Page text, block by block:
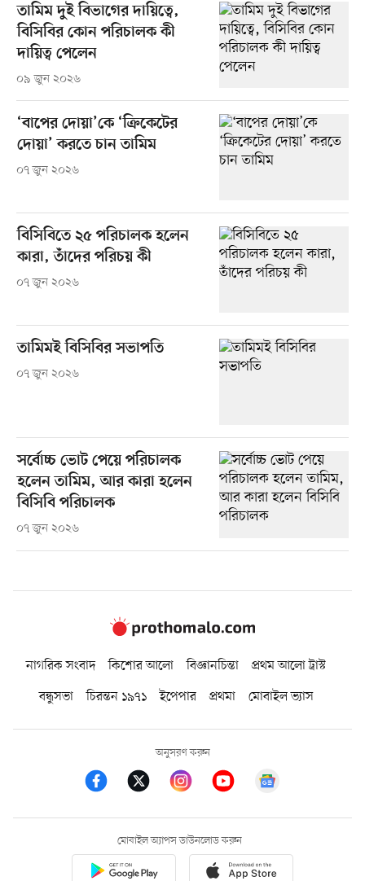
তামিম দুই বিভাগের দায়িত্বে,
বিসিবির কোন পরিচালক কী
দায়িত্ব পেলেন
০৯ জুন ২০২৬
‘বাপের দোয়া’কে ‘ক্রিকেটের
দোয়া’ করতে চান তামিম
০৭ জুন ২০২৬
বিসিবিতে ২৫ পরিচালক হলেন
কারা, তাঁদের পরিচয় কী
০৭ জুন ২০২৬
তামিমই বিসিবির সভাপতি
০৭ জুন ২০২৬
সর্বোচ্চ ভোট পেয়ে পরিচালক
হলেন তামিম, আর কারা হলেন
বিসিবি পরিচালক
০৭ জুন ২০২৬
নাগরিক সংবাদ কিশোর আলো বিজ্ঞানচিন্তা
প্রথম আলো ট্রাস্ট
বন্ধুসভা
চিরন্তন ১৯৭১ ইপেপার প্রথমা মোবাইল ভ্যাস
অনুসরণ করুন
মোবাইল অ্যাপস ডাউনলোড করুন